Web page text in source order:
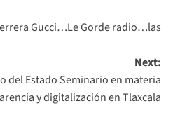
Gucci…Le Gorde radio…las
Next:
del Estado Seminario en materia
y digitalización en Tlaxcala